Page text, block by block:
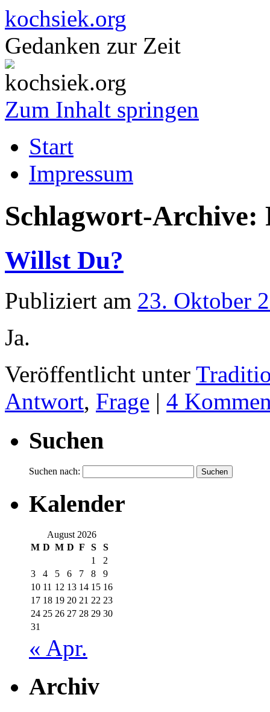
kochsiek.org
Gedanken zur Zeit
Zum Inhalt springen
Start
Impressum
Schlagwort-Archive:
Willst Du?
Publiziert am 23. Oktober
Ja.
Veröffentlicht unter
Antwort, Frage | 4
Suchen
Suchen nach:
Kalender
August 2026
M D M D F S
S
1
2
3
4 5 6 7 8
9
10 11 12 13 14 15 16
17 18 19 20 21 22 23
24 25 26 27 28 29 30
31
« Apr.
Archiv